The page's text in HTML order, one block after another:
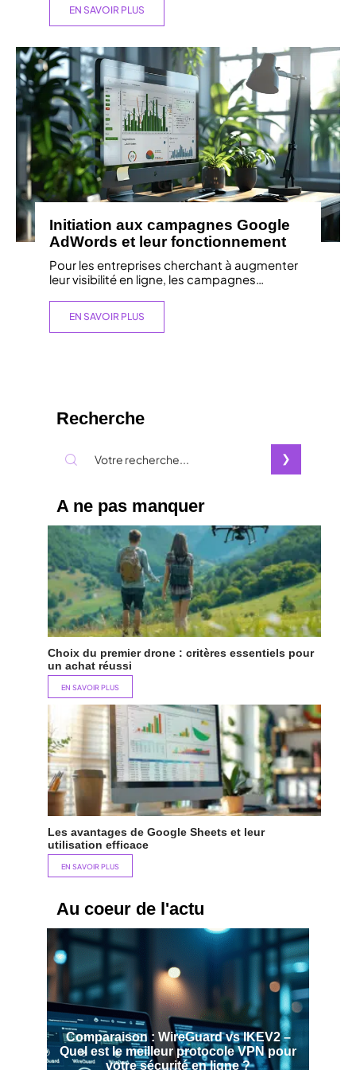
EN SAVOIR PLUS
Initiation aux campagnes Google
AdWords et leur fonctionnement
Pour les entreprises cherchant à augmenter
leur visibilité en ligne, les campagnes…
EN SAVOIR PLUS
Recherche
A ne pas manquer
Choix du premier drone : critères essentiels pour
un achat réussi
EN SAVOIR PLUS
Les avantages de Google Sheets et leur
utilisation efficace
EN SAVOIR PLUS
Au coeur de l'actu
Comparaison : WireGuard vs IKEV2 –
Quel est le meilleur protocole VPN pour
votre sécurité en ligne ?